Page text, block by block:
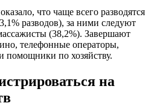
что чаще всего разводятся
разводов), за ними следуют
(38,2%). Завершают
телефонные операторы,
помощники по хозяйству.
на